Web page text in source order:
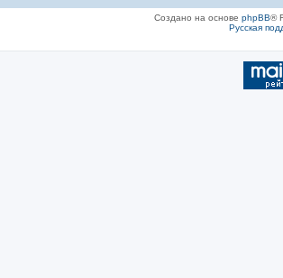
Создано на основе phpBB®
Русская